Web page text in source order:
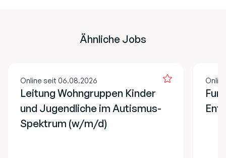
Ähnliche Jobs
Online seit 06.08.2026
Leitung Wohngruppen Kinder
und Jugendliche im Autismus-
Spektrum (w/m/d)